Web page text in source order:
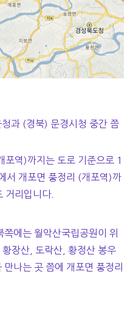
과 (경북) 문경시청 중간 쯤
포역)까지는 도로 기준으로 1
서 개포면 풍정리 (개포역)까
거리입니다.
에는 월악산국립공원이 위
장산, 도락산, 황정산 봉우
나는 곳 쯤에 개포면 풍정리